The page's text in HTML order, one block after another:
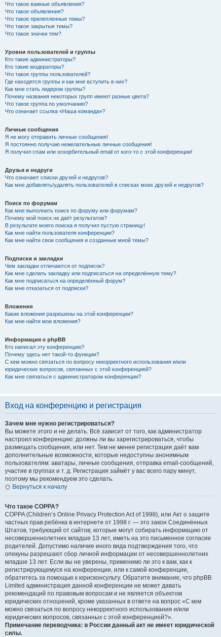
Что такое важные объявления?
Что такое объявления?
Что такое прилепленные темы?
Что такое закрытые темы?
Что такое значки тем?
Уровни пользователей и группы
Кто такие администраторы?
Кто такие модераторы?
Что такое группы пользователей?
Где находятся группы и как мне вступить в них?
Как мне стать лидером группы?
Почему названия некоторых групп имеют разные цвета?
Что такое группа по умолчанию?
Что означает ссылка «Наша команда»?
Личные сообщения
Я не могу отправить личные сообщения!
Я постоянно получаю нежелательные личные сообщения!
Я получил спам или оскорбительный email от кого-то с этой конференции!
Друзья и недруги
Что означают списки друзей и недругов?
Как мне добавлять/удалять пользователей в списках моих друзей и недругов?
Поиск по форумам
Как мне выполнить поиск по форуму или форумам?
Почему мой поиск не даёт результатов?
В результате моего поиска я получил пустую страницу!
Как мне найти пользователя конференции?
Как мне найти свои сообщения и созданные мной темы?
Подписки и закладки
Чем закладки отличаются от подписок?
Как мне сделать закладку или подписаться на определённую тему?
Как мне подписаться на определённый форум?
Как мне отказаться от подписки?
Вложения
Какие вложения разрешены на этой конференции?
Как мне найти мои вложения?
Информация о phpBB
Кто написал эту конференцию?
Почему здесь нет такой-то функции?
С кем можно связаться по вопросу некорректного использования и/или
юридических вопросов, связанных с этой конференцией?
Как мне связаться с администратором конференции?
Вход на конференцию и регистрация
Зачем мне нужно регистрироваться?
Вы можете этого и не делать. Всё зависит от того, как администратор
настроил конференцию: должны ли вы зарегистрироваться, чтобы
размещать сообщения, или нет. Тем не менее регистрация даёт вам
дополнительные возможности, которые недоступны анонимным
пользователям: аватары, личные сообщения, отправка email-сообщений,
участие в группах и т. д. Регистрация займёт у вас всего пару минут,
поэтому мы рекомендуем это сделать.
Вернуться к началу
Что такое COPPA?
COPPA (Children’s Online Privacy Protection Act of 1998), или Акт о защите
частных прав ребёнка в интернете от 1998 г. — это закон Соединённых
Штатов, требующий от сайтов, которые могут собирать информацию от
несовершеннолетних младше 13 лет, иметь на это письменное согласие
родителей. Допустимо наличие иного вида подтверждения того, что
опекуны разрешают сбор личной информации от несовершеннолетних
младше 13 лет. Если вы не уверены, применимо ли это к вам, как к
регистрирующемуся на конференции, или к самой конференции,
обратитесь за помощью к юрисконсульту. Обратите внимание, что phpBB
Limited администрация данной конференции не может давать
рекомендаций по правовым вопросам и не является объектом
юридических отношений, кроме указанных в ответе на вопрос «С кем
можно связаться по вопросу некорректного использования и/или
юридических вопросов, связанных с этой конференцией?».
Примечание переводчика: в России данный акт не имеет юридической
силы.